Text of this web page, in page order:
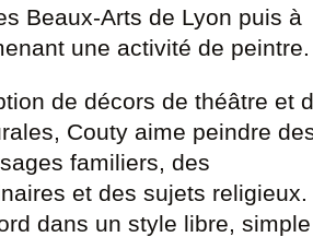
Beaux-Arts de Lyon puis à
une activité de peintre.
de décors de théâtre et
Couty aime peindre
familiers, des
et des sujets religieux.
dans un style libre, simple